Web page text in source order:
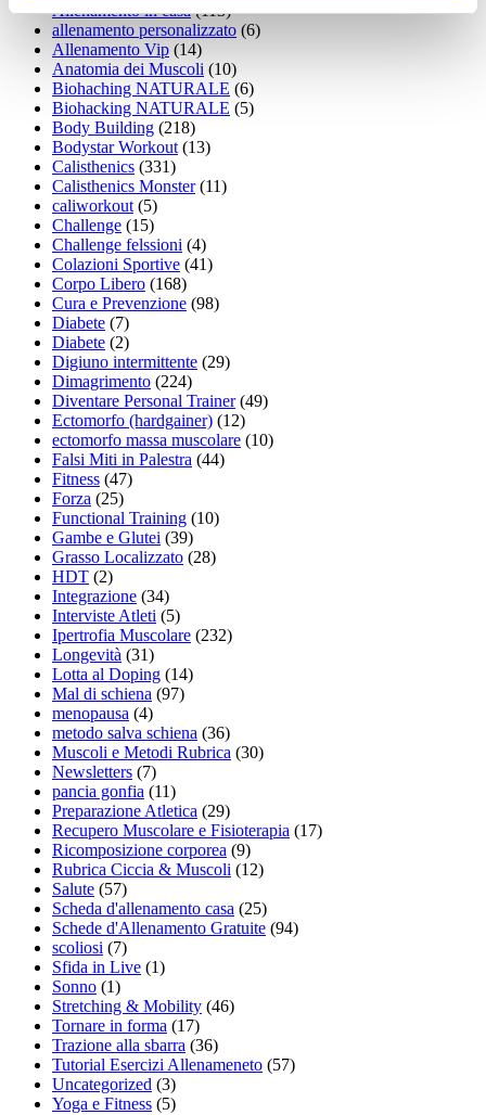
Allenamento in casa(113)
allenamento personalizzato (6)
Allenamento Vip (14)
Anatomia dei Muscoli (10)
Biohaching NATURALE (6)
Biohacking NATURALE (5)
Body Building (218)
Bodystar Workout(13)
Calisthenics (331)
Calisthenics Monster(11)
caliworkout(5)
Challenge (15)
Challenge felssioni (4)
Colazioni Sportive (41)
Corpo Libero (168)
Cura e Prevenzione (98)
Diabete (7)
Diabete (2)
Digiuno intermittente (29)
Dimagrimento (224)
Diventare Personal Trainer(49)
Ectomorfo (hardgainer) (12)
ectomorfo massa muscolare (10)
Falsi Miti in Palestra (44)
Fitness (47)
Forza (25)
Functional Training (10)
Gambe e Glutei (39)
Grasso Localizzato (28)
HDT (2)
Integrazione (34)
Interviste Atleti (5)
Ipertrofia Muscolare (232)
Longevità (31)
Lotta al Doping (14)
Mal di schiena (97)
menopausa (4)
metodo salva schiena (36)
Muscoli e Metodi Rubrica (30)
Newsletters (7)
pancia gonfia (11)
Preparazione Atletica (29)
Recupero Muscolare e Fisioterapia (17)
Ricomposizione corporea (9)
Rubrica Ciccia & Muscoli (12)
Salute (57)
Scheda d'allenamento casa (25)
Schede d'Allenamento Gratuite (94)
scoliosi (7)
Sfida in Live (1)
Sonno (1)
Stretching & Mobility (46)
Tornare in forma (17)
Trazione alla sbarra (36)
Tutorial Esercizi Allenameneto (57)
Uncategorized (3)
Yoga e Fitness (5)